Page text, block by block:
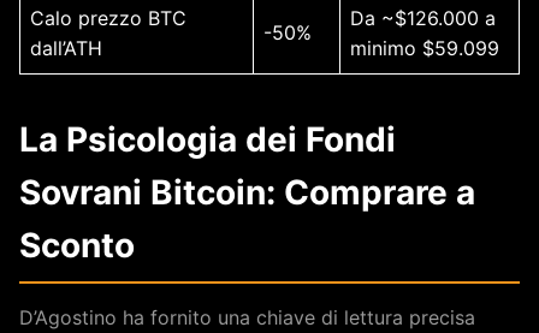
Calo prezzo BTC
dall’ATH
-50%
Da ~$126.000 a
minimo $59.099
La Psicologia dei Fondi
Sovrani Bitcoin: Comprare a
Sconto
D’Agostino ha fornito una chiave di lettura precisa